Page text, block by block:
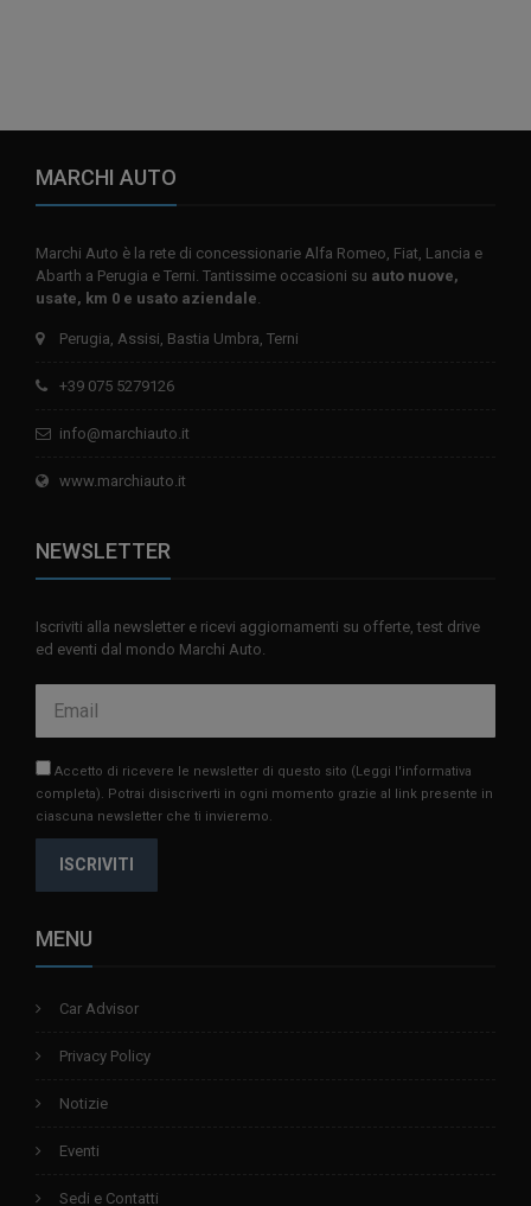
MARCHI AUTO
Marchi Auto è la rete di concessionarie Alfa Romeo, Fiat, Lancia e
Abarth a Perugia e Terni. Tantissime occasioni su auto nuove,
usate, km 0 e usato aziendale
Perugia, Assisi, Bastia Umbra, Terni
+39 075 5279126
info@marchiauto.it
www.marchiauto.it
NEWSLETTER
Iscriviti alla newsletter e ricevi aggiornamenti su offerte, test drive
ed eventi dal mondo Marchi Auto.
Accetto di ricevere le newsletter di questo sito (Leggi l'informativa
completa). Potrai disiscriverti in ogni momento grazie al link presente in
ciascuna newsletter che ti invieremo.
ISCRIVITI
MENU
Car Advisor
Privacy Policy
Notizie
Eventi
Sedi e Contatti